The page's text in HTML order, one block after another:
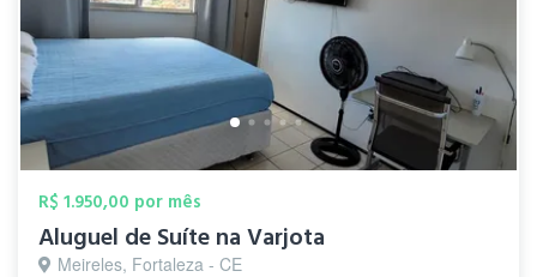
R$ 1.950,00 por mês
Aluguel de Suíte na Varjota
Meireles, Fortaleza - CE